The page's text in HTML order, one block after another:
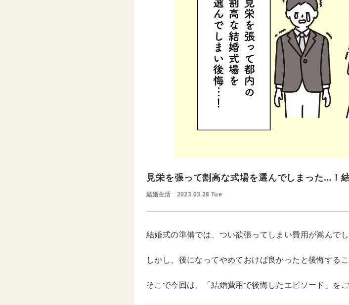
見栄を張って割高な式場を選んでしまった…！
結婚生活 2023.03.28 Tue
結婚式の準備では、つい欲張ってしまい費用が嵩んで
しかし、後になってやめておけば良かったと後悔する
そこで今回は、「結婚費用で後悔したエピソード」を